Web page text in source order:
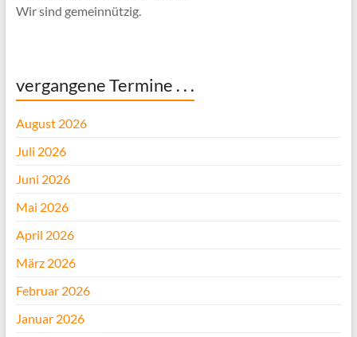
Wir sind gemeinnützig.
vergangene Termine . . .
August 2026
Juli 2026
Juni 2026
Mai 2026
April 2026
März 2026
Februar 2026
Januar 2026